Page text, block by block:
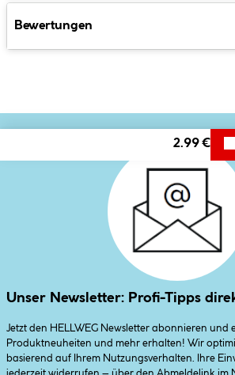
Bewertungen
2.99 €
Unser Newsletter: Profi-Tipps
Jetzt den HELLWEG Newsletter abonnieren und
Produktneuheiten und mehr erhalten! Wir
basierend auf Ihrem Nutzungsverhalten. Ihre
jederzeit widerrufen – über den Abmeldelink im